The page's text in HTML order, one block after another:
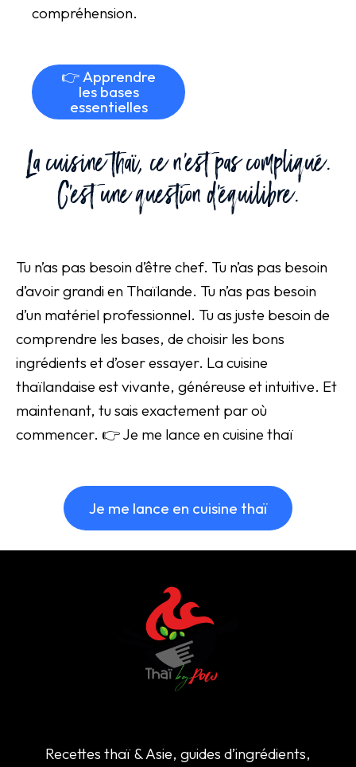
compréhension.
👉 Apprendre
les bases
essentielles
La cuisine thaï, ce n’est pas compliqué.
C’est une question d’équilibre.
Tu n’as pas besoin d’être chef. Tu n’as pas besoin
d’avoir grandi en Thaïlande. Tu n’as pas besoin
d’un matériel professionnel. Tu as juste besoin de
comprendre les bases, de choisir les bons
ingrédients et d’oser essayer. La cuisine
thaïlandaise est vivante, généreuse et intuitive. Et
maintenant, tu sais exactement par où
commencer. 👉 Je me lance en cuisine thaï
Je me lance en cuisine thaï
Recettes thaï & Asie, guides d’ingrédients,